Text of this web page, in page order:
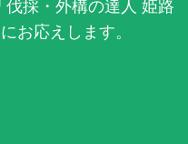
採・外構の達人 姫路
お応えします。